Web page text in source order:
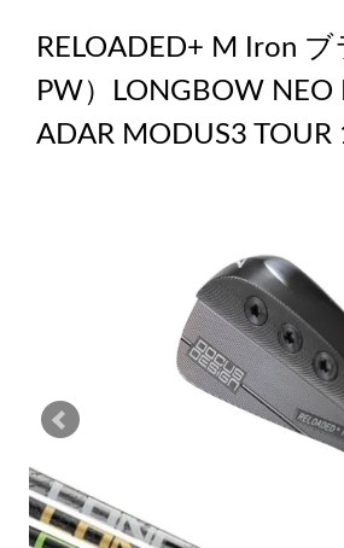
RELOADED+ M Iron
PW）LONGBOW NEO
ADAR MODUS3 TOUR